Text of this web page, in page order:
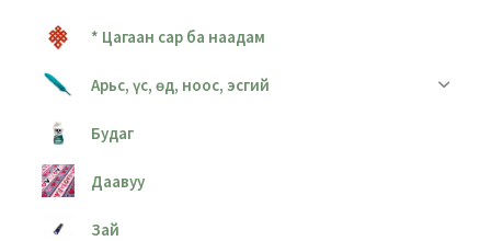
* Цагаан сар ба наадам
Арьс, үс, өд, ноос, эсгий
Будаг
Даавуу
Зай